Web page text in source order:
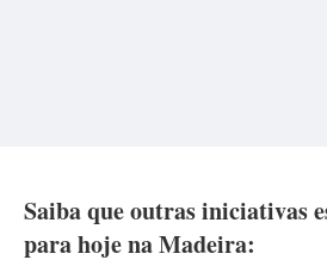
Saiba que outras iniciativas
para hoje na Madeira: